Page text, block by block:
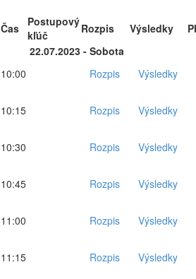
Čas
Postupový
kľúč
Rozpis Výsledky
22.07.2023 - Sobota
10:00 Rozpis Výsledky
10:15 Rozpis Výsledky
10:30 Rozpis Výsledky
10:45 Rozpis Výsledky
11:00 Rozpis Výsledky
11:15 Rozpis Výsledky